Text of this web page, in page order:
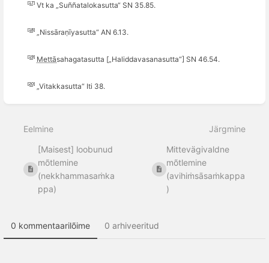
[17] Vt ka „Suññatalokasutta“ SN 35.85.
[18] „Nis­sāraṇī­ya­sutta“ AN 6.13.
[19] Mettā­saha­gata­sutta [ „Haliddavasanasutta“] SN 46.54.
[20] „Vitakkasutta“ Iti 38.
valiku
Eelmine
[Maisest] loobunud
mõtlemine
(nekkhammasaṁka
ppa)
Järgmine
Mittevägivaldne
mõtlemine
(avihiṁsāsaṁkappa
)
0 kommentaarilõime 0 arhiveeritud